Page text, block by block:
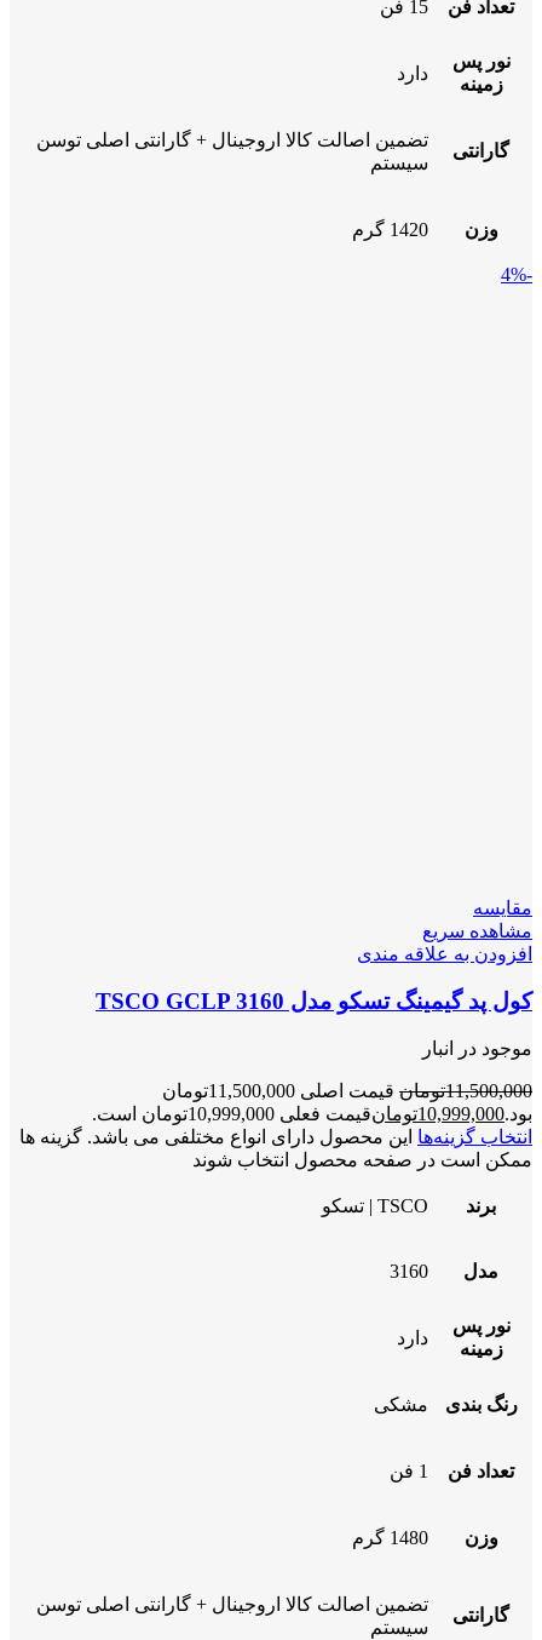
تعداد فن 15 فن
نور پس
زمینه
دارد
گارانتی
تضمین اصالت کالا اروجینال + گارانتی اصلی توسن
سیستم
وزن 1420 گرم
-4%
مقایسه
مشاهده سریع
افزودن به علاقه مندی
کول پد گیمینگ تسکو مدل TSCO GCLP 3160
موجود در انبار
11,500,000تومان
قیمت اصلی 11,500,000تومان
بود.10,999,000تومانقیمت فعلی 10,999,000تومان است.
انتخاب گزینه‌ها این محصول دارای انواع مختلفی می باشد. گزینه ها
ممکن است در صفحه محصول انتخاب شوند
برند TSCO | تسکو
مدل 3160
نور پس
زمینه
دارد
رنگ بندی مشکی
تعداد فن 1 فن
وزن 1480 گرم
گارانتی
تضمین اصالت کالا اروجینال + گارانتی اصلی توسن
سیستم